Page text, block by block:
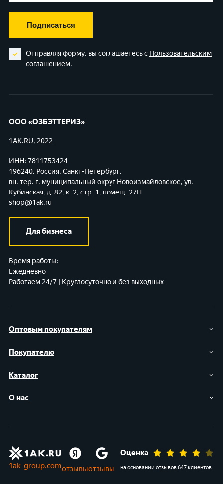
Подписаться
Отправляя форму, вы соглашаетесь с Пользовательским
соглашением.
Оптовым покупателям
Покупателю
Каталог
О нас
ООО «ОЗБЭТТЕРИЗ»
1AK.RU, 2022
ИНН: 7811753424
196240, Россия, Санкт-Петербург,
вн. тер. г. муниципальный округ Новоизмайловское, ул.
Кубинская, д. 82, к. 2, стр. 1, помещ. 27Н
shop@1ak.ru
Для бизнеса
Время работы:
Ежедневно
Работаем 24/7 | Круглосуточно и без выходных
1ak-group.comотзывыотзывы
Оценка
на основании отзывов647 клиентов.